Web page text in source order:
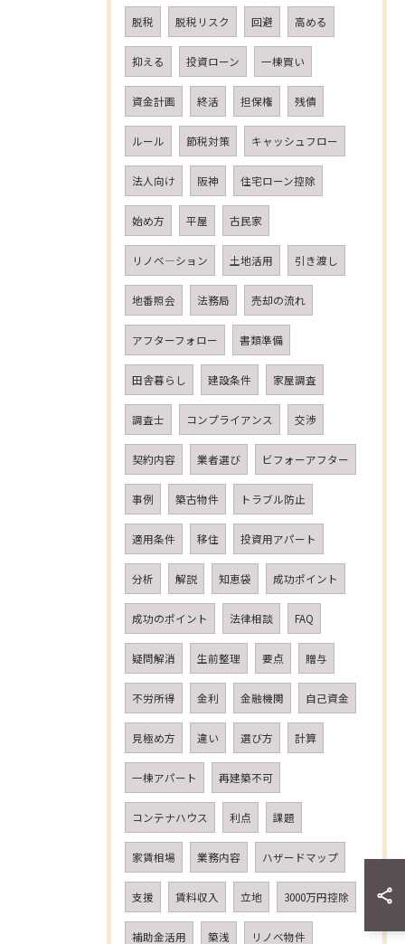
脱税 脱税リスク 回避 高める
抑える 投資ローン 一棟買い
資金計画 終活 担保権 残債
ルール 節税対策 キャッシュフロー
法人向け 阪神 住宅ローン控除
始め方 平屋 古民家
リノベ―ション 土地活用 引き渡し
地番照会 法務局 売却の流れ
アフターフォロー 書類準備
田舎暮らし 建設条件 家屋調査
調査士 コンプライアンス 交渉
契約内容 業者選び ビフォーアフター
事例 築古物件 トラブル防止
適用条件 移住 投資用アパート
分析 解説 知恵袋 成功ポイント
成功のポイント 法律相談 FAQ
疑問解消 生前整理 要点 贈与
不労所得 金利 金融機関 自己資金
見極め方 違い 選び方 計算
一棟アパート 再建築不可
コンテナハウス 利点 課題
家賃相場 業務内容 ハザードマップ
支援 賃料収入 立地 3000万円控除
補助金活用 築浅 リノベ物件